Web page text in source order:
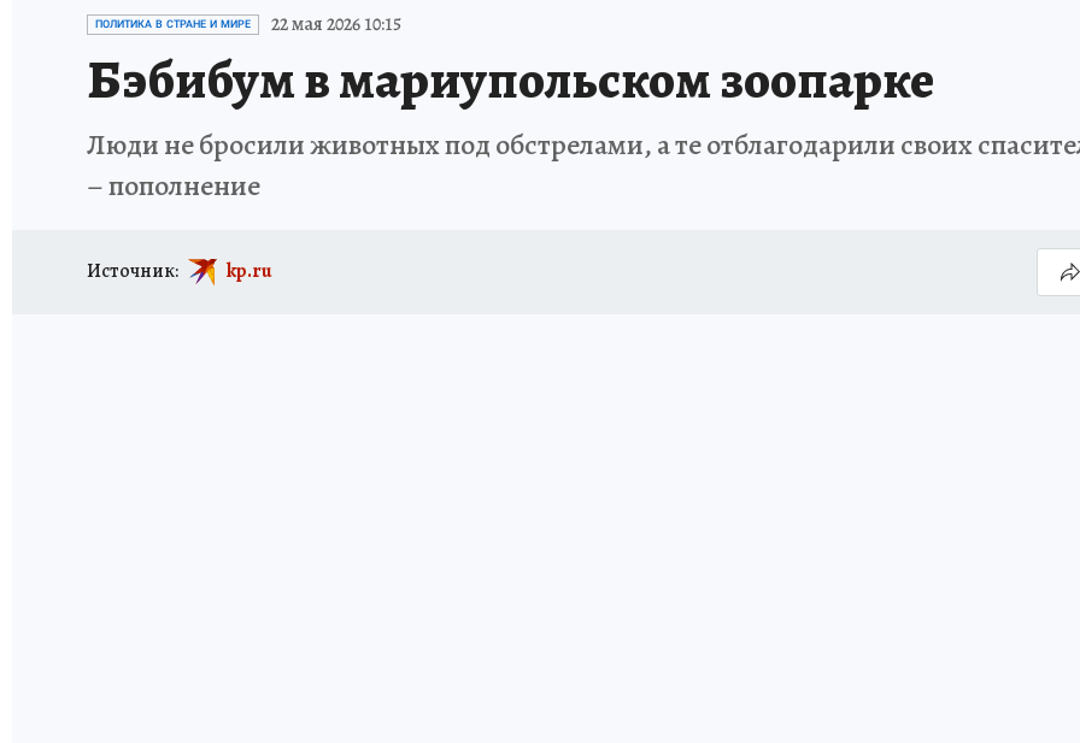
ИСПЫТАНО НА СЕБЕ
ПОЛИТИКА В СТРАНЕ И МИРЕ 22 мая 2026 10:15
Бэбибум в мариупольском зоопарке
Люди не бросили животных под обстрелами, а те отблагодарили своих
– пополнение
Источник: kp.ru